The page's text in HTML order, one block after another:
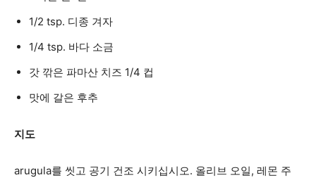
1/2 tsp. 디종 겨자
1/4 tsp. 바다 소금
갓 깎은 파마산 치즈 1/4 컵
맛에 갈은 후추
지도
arugula를 씻고 공기 건조 시키십시오. 올리브 오일, 레몬 주